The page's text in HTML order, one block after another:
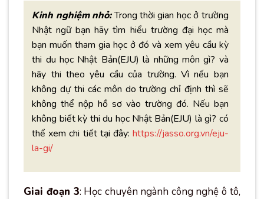
Kinh nghiệm nhỏ:Trong thời gian học ở trường
Nhật ngữ bạn hãy tìm hiểu trường đại học mà
bạn muốn tham gia học ở đó và xem yêu cầu kỳ
thi du học Nhật Bản(EJU) là những môn gì? và
hãy thi theo yêu cầu của trường. Vì nếu bạn
không dự thi các môn do trường chỉ định thì sẽ
không thể nộp hồ sơ vào trường đó. Nếu bạn
không biết kỳ thi du học Nhật Bản(EJU) là gì? có
thể xem chi tiết tại đây: https://jasso.org.vn/eju-
la-gi/
Giai đoạn 3: Học chuyên ngành công nghệ ô tô,